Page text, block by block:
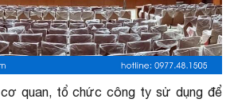
quan, tổ chức công ty sử dụng để